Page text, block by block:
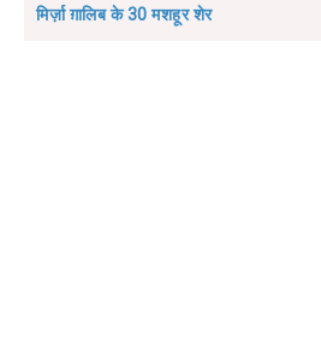
मिर्ज़ा ग़ालिब के 30 मशहूर शेर